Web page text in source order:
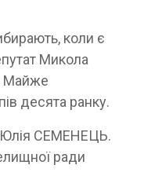
коли є
Микола
Майже
десята ранку.
Юлія СЕМЕНЕЦЬ.
ради